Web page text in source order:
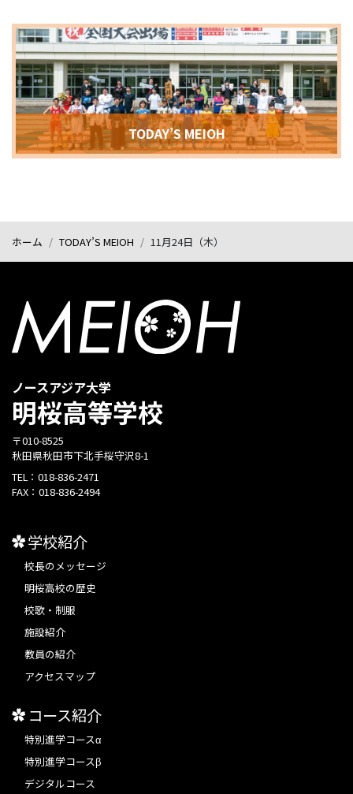
TODAY’S MEIOH
ホーム TODAY’S MEIOH 11月24日（木）
ノースアジア大学
明桜高等学校
〒010-8525
秋田県秋田市下北手桜守沢8-1
TEL： 018-836-2471
FAX： 018-836-2494
学校紹介
校長のメッセージ
明桜高校の歴史
校歌・制服
施設紹介
教員の紹介
アクセスマップ
コース紹介
特別進学コースα
特別進学コースβ
デジタルコース